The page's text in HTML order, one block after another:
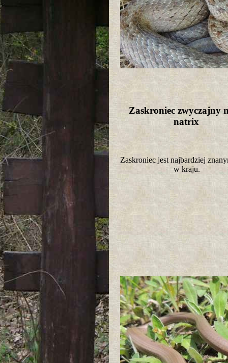
Zaskroniec zwyczajny
natrix
Zaskroniec jest najbardziej
w kraju.